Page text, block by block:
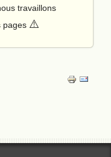
travaillons
pages ⚠️